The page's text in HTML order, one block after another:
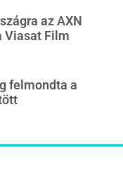
az AXN
Viasat Film
felmondta a